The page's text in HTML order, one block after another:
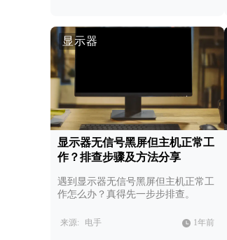
显示器
显示器无信号黑屏但主机正常工
作？排查步骤及方法分享
遇到显示器无信号黑屏但主机正常工
作怎么办？真得先一步步排查。
来源: 电手 1年前